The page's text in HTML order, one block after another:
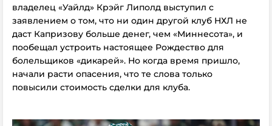
владелец «Уайлд» Крэйг Липолд выступил с
заявлением о том, что ни один другой клуб НХЛ не
даст Капризову больше денег, чем «Миннесота», и
пообещал устроить настоящее Рождество для
болельщиков «дикарей». Но когда время пришло,
начали расти опасения, что те слова только
повысили стоимость сделки для клуба.